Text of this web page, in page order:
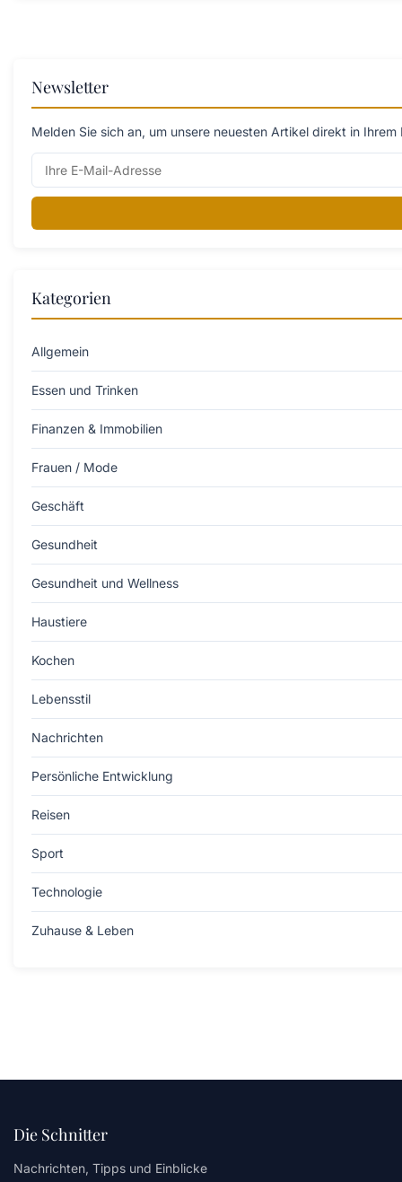
Newsletter
Melden Sie sich an, um unsere neuesten Artikel direkt in
Kategorien
Allgemein
Essen und Trinken
Finanzen & Immobilien
Frauen / Mode
Geschäft
Gesundheit
Gesundheit und Wellness
Haustiere
Kochen
Lebensstil
Nachrichten
Persönliche Entwicklung
Reisen
Sport
Technologie
Zuhause & Leben
Die Schnitter
Nachrichten, Tipps und Einblicke